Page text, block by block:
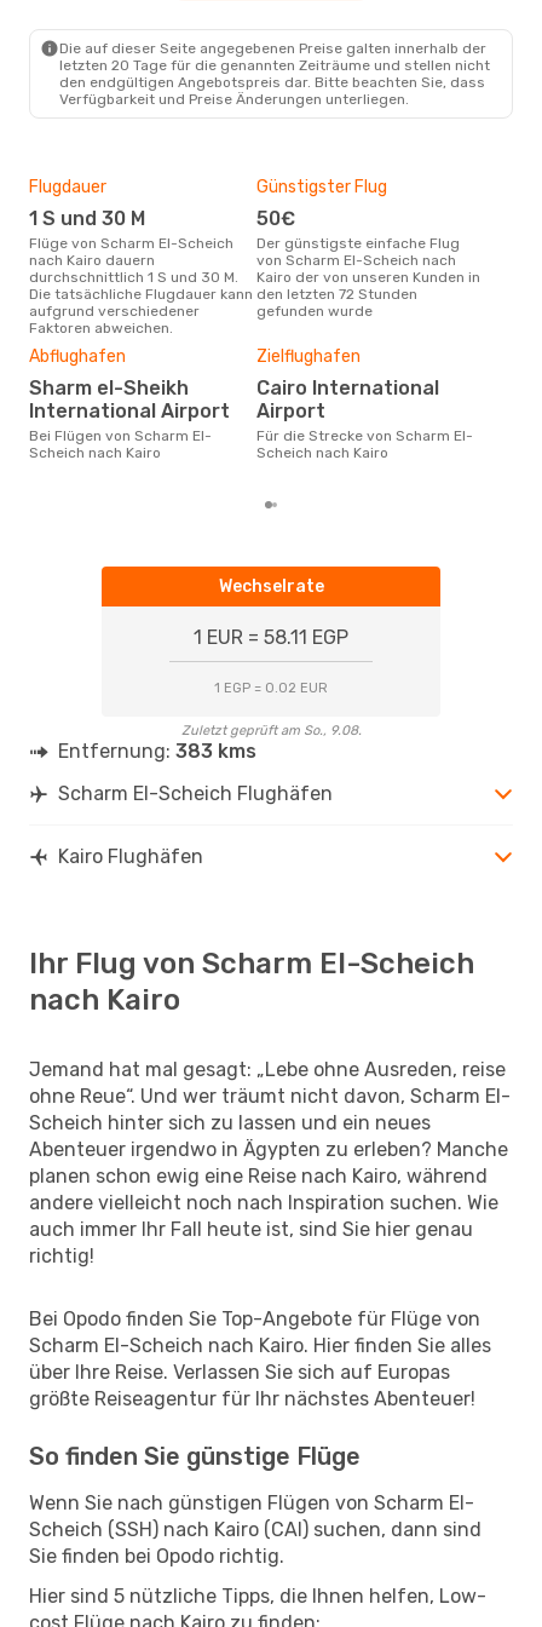
Die auf dieser Seite angegebenen Preise galten innerhalb der
letzten 20 Tage für die genannten Zeiträume und stellen nicht
den endgültigen Angebotspreis dar. Bitte beachten Sie, dass
Verfügbarkeit und Preise Änderungen unterliegen.
Flugdauer
1 S und 30 M
Flüge von Scharm El-Scheich
nach Kairo dauern
durchschnittlich 1 S und 30 M.
Die tatsächliche Flugdauer kann
aufgrund verschiedener
Faktoren abweichen.
Günstigster Flug
50€
Der günstigste einfache Flug
von Scharm El-Scheich nach
Kairo der von unseren Kunden in
den letzten 72 Stunden
gefunden wurde
Abflughafen
Sharm el-Sheikh
International Airport
Bei Flügen von Scharm El-
Scheich nach Kairo
Zielflughafen
Cairo International
Airport
Für die Strecke von Scharm El-
Scheich nach Kairo
Wechselrate
1 EUR = 58.11 EGP
1 EGP = 0.02 EUR
Zuletzt geprüft am So., 9.08.
Entfernung: 383 kms
Scharm El-Scheich Flughäfen
Kairo Flughäfen
Ihr Flug von Scharm El-Scheich
nach Kairo
Jemand hat mal gesagt: „Lebe ohne Ausreden, reise
ohne Reue“. Und wer träumt nicht davon, Scharm El-
Scheich hinter sich zu lassen und ein neues
Abenteuer irgendwo in Ägypten zu erleben? Manche
planen schon ewig eine Reise nach Kairo, während
andere vielleicht noch nach Inspiration suchen. Wie
auch immer Ihr Fall heute ist, sind Sie hier genau
richtig!
Bei Opodo finden Sie Top-Angebote für Flüge von
Scharm El-Scheich nach Kairo. Hier finden Sie alles
über Ihre Reise. Verlassen Sie sich auf Europas
größte Reiseagentur für Ihr nächstes Abenteuer!
So finden Sie günstige Flüge
Wenn Sie nach günstigen Flügen von Scharm El-
Scheich (SSH) nach Kairo (CAI) suchen, dann sind
Sie finden bei Opodo richtig.
Hier sind 5 nützliche Tipps, die Ihnen helfen, Low-